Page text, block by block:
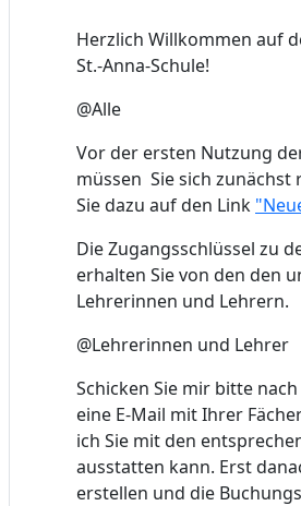
Herzlich Willkommen auf
St.-Anna-Schule!
@Alle
Vor der ersten Nutzung
müssen Sie sich zunächst
Sie dazu auf den Link
Die Zugangsschlüssel zu
erhalten Sie von den den
Lehrerinnen und Lehrern.
@Lehrerinnen und Lehrer
Schicken Sie mir bitte
eine E-Mail mit Ihrer
ich Sie mit den
ausstatten kann. Erst
erstellen und die